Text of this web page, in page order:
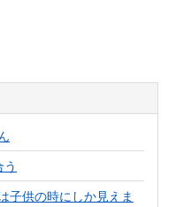
供の時にしか見えま